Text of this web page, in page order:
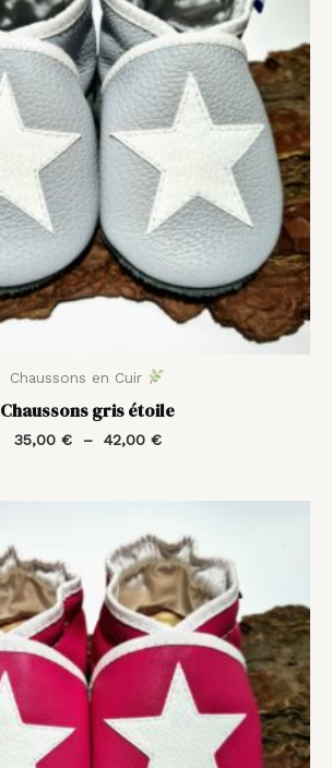
Chaussons en Cuir
Chaussons gris étoile
35,00 € – 42,00 €
42,00 €
prix :
35,00 €
à
42,00 €